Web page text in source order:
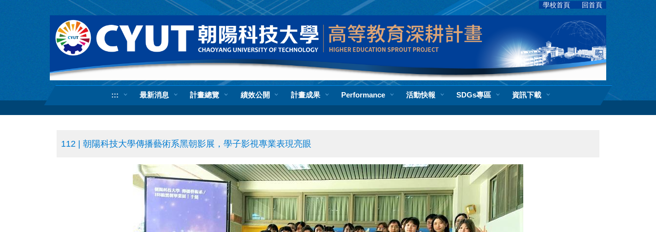
學校首頁 回首頁
::: 最新消息 計畫總覽 績效公開 計畫成果 Performance 活動快報 SDGs專區 資訊下載
112 | 朝陽科技大學傳播藝術系黑朝影展，學子影視專業表現亮眼